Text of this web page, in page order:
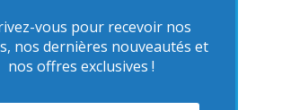
vous pour recevoir nos
nos dernières nouveautés et
nos offres exclusives !